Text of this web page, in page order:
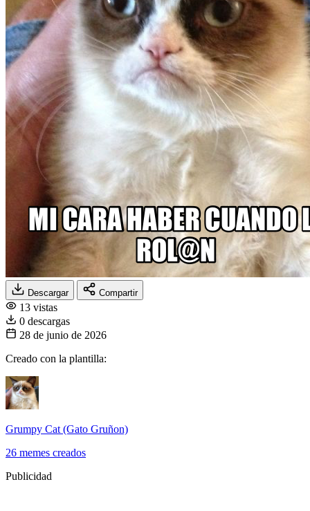
Descargar Compartir
13 vistas
0 descargas
28 de junio de 2026
Creado con la plantilla:
Grumpy Cat (Gato Gruñon)
26 memes creados
Publicidad